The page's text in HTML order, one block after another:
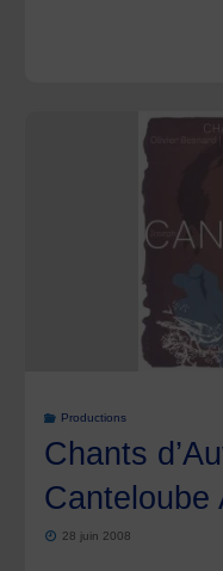
Productions
Chants
Canteloube
28 juin 2008